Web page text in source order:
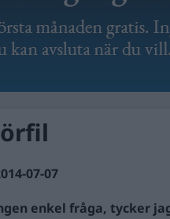
07-07
enkel fråga, tycker